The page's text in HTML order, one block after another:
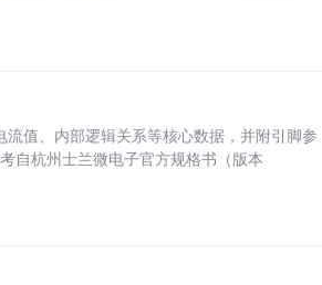
值、内部逻辑关系等核心数据，并附引脚参
自杭州士兰微电子官方规格书（版本